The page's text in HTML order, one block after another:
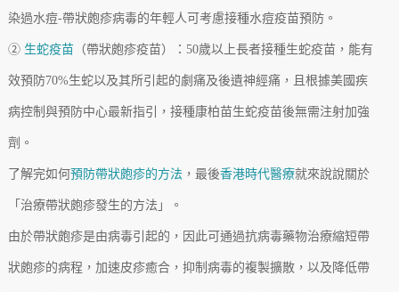
染過水痘-帶狀皰疹病毒的年輕人可考慮接種水痘疫苗預防。
② 生蛇疫苗（帶狀皰疹疫苗）：50歲以上長者接種生蛇疫苗，能有
效預防70%生蛇以及其所引起的劇痛及後遺神經痛，且根據美國疾
病控制與預防中心最新指引，接種康柏苗生蛇疫苗後無需注射加強
劑。
了解完如何預防帶狀皰疹的方法，最後香港時代醫療就來說說關於
「治療帶狀皰疹發生的方法」。
由於帶狀皰疹是由病毒引起的，因此可通過抗病毒藥物治療縮短帶
狀皰疹的病程，加速皮疹癒合，抑制病毒的複製擴散，以及降低帶